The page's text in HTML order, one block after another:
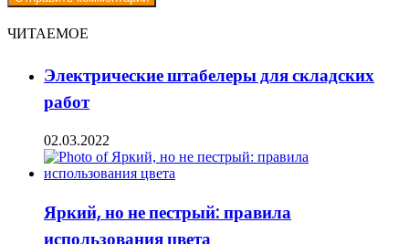
ЧИТАЕМОЕ
Электрические штабелеры для складских
работ
02.03.2022
Яркий, но не пестрый: правила
использования цвета